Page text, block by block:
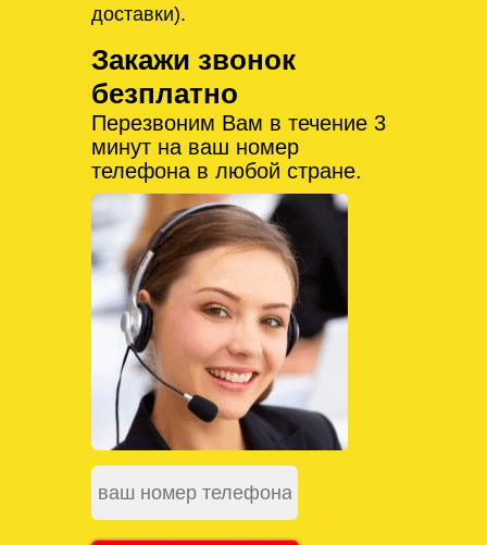
доставки).
Закажи звонок
безплатно
Перезвоним Вам в течение 3
минут на ваш номер
телефона в любой стране.